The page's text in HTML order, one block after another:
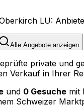
LU:
Alle Angebote anzeigen
private und
Verkauf in Ihrer
und 0 Gesuche mit
Schweizer